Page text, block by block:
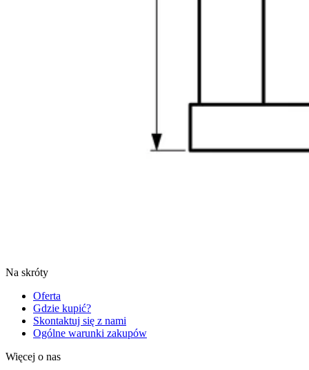
Na skróty
Oferta
Gdzie kupić?
Skontaktuj się z nami
Ogólne warunki zakupów
Więcej o nas